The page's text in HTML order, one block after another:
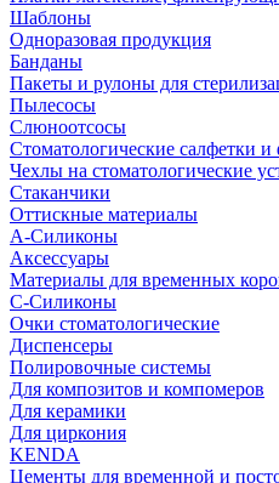
Шаблоны
Одноразовая продукция
Банданы
Пакеты и рулоны для
Пылесосы
Слюноотсосы
Стоматологические салфетки и
Чехлы на стоматологические
Стаканчики
Оттискные материалы
А-Силиконы
Аксессуары
Материалы для временных
С-Силиконы
Очки стоматологические
Диспенсеры
Полировочные системы
Для композитов и компомеров
Для керамики
Для циркония
KENDA
Цементы для временной и